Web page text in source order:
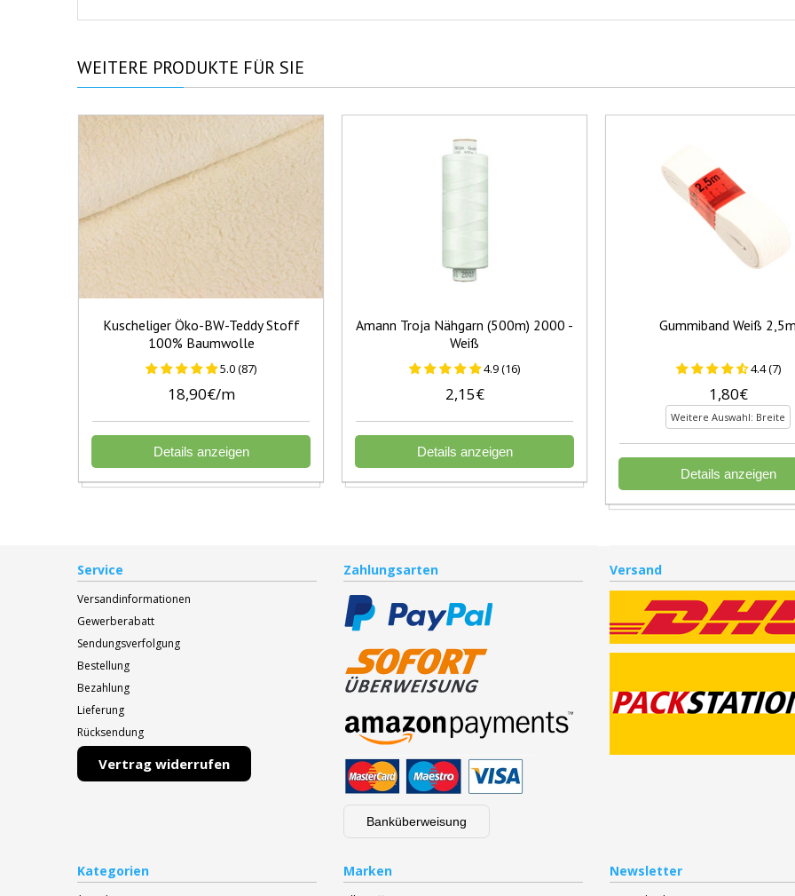
WEITERE PRODUKTE FÜR SIE
Kuscheliger Öko-BW-Teddy Stoff
100% Baumwolle
5.0 (87)
18,90€/m
Details anzeigen
Amann Troja Nähgarn (500m) 2000 -
Weiß
4.9 (16)
2,15€
Details anzeigen
Gummiband Weiß 2,5m
4.4 (7)
1,80€
Weitere Auswahl: Breite
Details anzeigen
Service
Versandinformationen
Gewerberabatt
Sendungsverfolgung
Bestellung
Bezahlung
Lieferung
Rücksendung
Vertrag widerrufen
Zahlungsarten
Banküberweisung
Versand
Kategorien Marken Newsletter